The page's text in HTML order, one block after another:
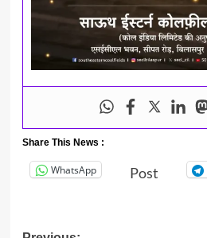
Share This News :
WhatsApp Post